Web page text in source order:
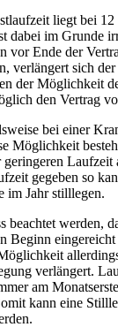
liegt bei
dabei im Grunde
vor Ende der
verlängert sich
der Möglichkeit
den Vertrag
bei einer
Möglichkeit
geringeren
gegeben so
im Jahr stilllegen.
beachtet werden,
Beginn
verlängert.
am
kann eine